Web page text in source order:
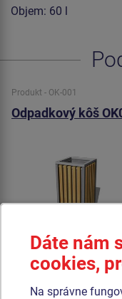
Objem: 60 l
Produkt - OK-001
Odpadkový kôš
Dáte nám
cookies,
Na správne